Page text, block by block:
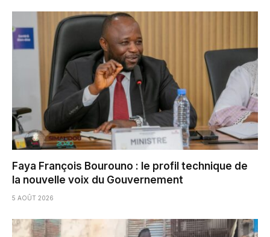
Faya François Bourouno : le profil technique de
la nouvelle voix du Gouvernement
5 AOÛT 2026